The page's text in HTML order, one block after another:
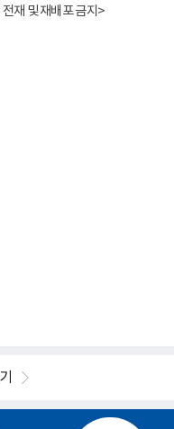
재 및 재배포 금지>